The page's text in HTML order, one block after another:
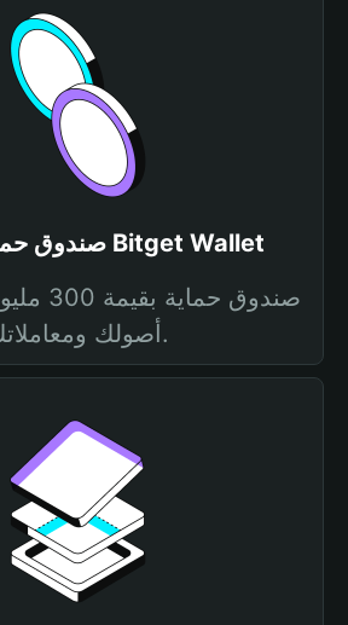
صندوق حماية محفظة Bitget Wallet
صندوق
أصولك ومعاملاتك.